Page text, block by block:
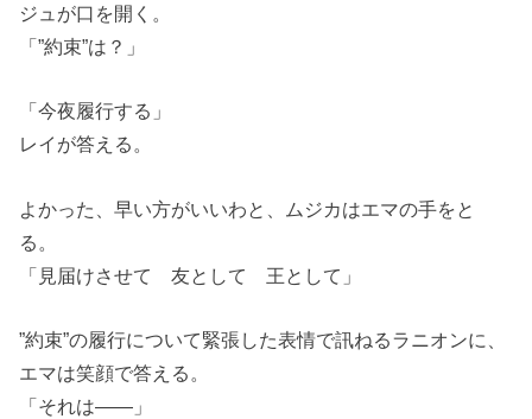
ジュが口を開く。
「”約束”は？」
「今夜履行する」
レイが答える。
よかった、早い方がいいわと、ムジカはエマの手をと
る。
「見届けさせて 友として 王として」
”約束”の履行について緊張した表情で訊ねるラニオンに、
エマは笑顔で答える。
「それは――」